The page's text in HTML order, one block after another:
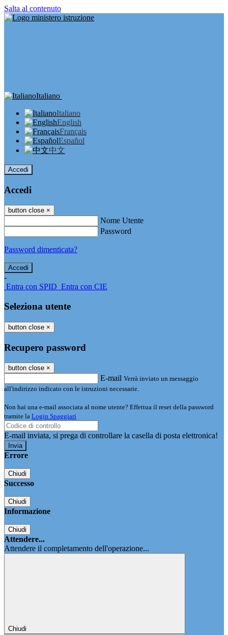
Salta al contenuto
Italiano
Italiano
English
Français
Español
中文
Accedi
Accedi
button close ×
Nome Utente
Password
Password dimenticata?
-
Entra con SPID Entra con CIE
Seleziona utente
button close ×
Recupero password
button close ×
E-mail Verrà inviato un messaggio
all'indirizzo indicato con le istruzioni necessarie.
Non hai una e-mail associata al nome utente? Effettua il reset della password
tramite la Login Spaggiari
E-mail inviata, si prega di controllare la casella di posta elettronica!
Errore
Chiudi
Successo
Chiudi
Informazione
Chiudi
Attendere...
Attendere il completamento dell'operazione...
Chiudi